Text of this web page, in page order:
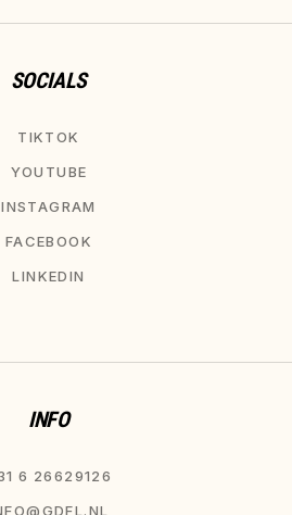
SOCIALS
TIKTOK
YOUTUBE
INSTAGRAM
FACEBOOK
LINKEDIN
INFO
6 26629126